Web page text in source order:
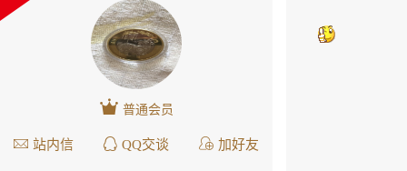
普通会员
站内信 QQ交谈 加好友